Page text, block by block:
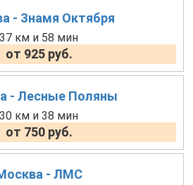
- Знамя Октября
37 км и 58 мин
от 925 руб.
- Лесные Поляны
30 км и 38 мин
от 750 руб.
- ЛМС